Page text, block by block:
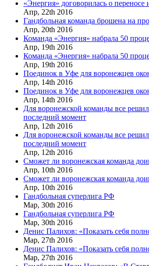
«Энергия» договорилась о
Апр, 22th 2016
Гандбольная команда брошена на
Апр, 20th 2016
Команда «Энергия» набрала 50
Апр, 19th 2016
Команда «Энергия» набрала 50
Апр, 19th 2016
Поединок в Уфе для воронежцев
Апр, 14th 2016
Поединок в Уфе для воронежцев
Апр, 14th 2016
Для воронежской команды все
последний момент
Апр, 12th 2016
Для воронежской команды все
последний момент
Апр, 12th 2016
Сможет ли воронежская команда
Апр, 10th 2016
Сможет ли воронежская команда
Апр, 10th 2016
Гандбольная суперлига РФ
Мар, 30th 2016
Гандбольная суперлига РФ
Мар, 30th 2016
Денис Палихов: «Показать себя
Мар, 27th 2016
Денис Палихов: «Показать себя
Мар, 27th 2016